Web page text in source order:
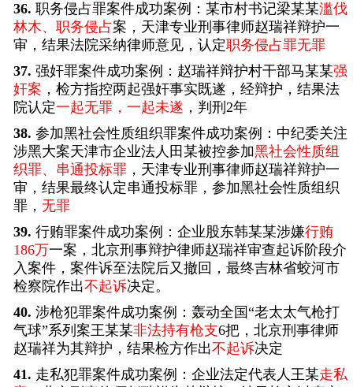
36. 职务侵占罪案件成功案例：某市村书记梁某某滥伐
林木、职务侵占案，天津专业刑事律师赵瑞祥辩护一
审，结果法院采纳律师意见，认定职务侵占罪无罪
37. 强奸罪案件成功案例：赵瑞祥辩护村干部马某某强
奸案 ，检方指控两起强奸事实既遂，经辩护，结果法
院认定一起无罪，一起未遂 ，判刑2年
38. 参加黑社会性质组织罪案件成功案例：中纪委关注
涉黑大案天津市企业法人田某被控参加黑社会性质组
织罪、串通投标罪 ，天津专业刑事律师赵瑞祥辩护一
审，结果最终认定串通投标罪，参加黑社会性质组织
罪， 无罪
39. 行贿罪案件成功案例：企业股东韩某某涉嫌行贿
186万一案，北京刑事辩护律师赵瑞祥审查起诉阶段介
入案件，案件诉至法院后又撤回，最终吉林省蛟河市
检察院作出不起诉决定。
40. 涉枪犯罪案件成功案例：轰动全国“老太太气枪打
气球”系列案王某某非法持有枪支6把，北京刑事律师
赵瑞祥为其辩护，结果检方作出不起诉决定
41. 走私犯罪案件成功案例：企业法定代表人王某走私